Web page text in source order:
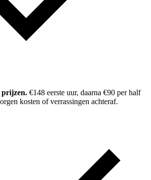
prijzen. €148 eerste uur, daarna €90 per half
kosten of verrassingen achteraf.